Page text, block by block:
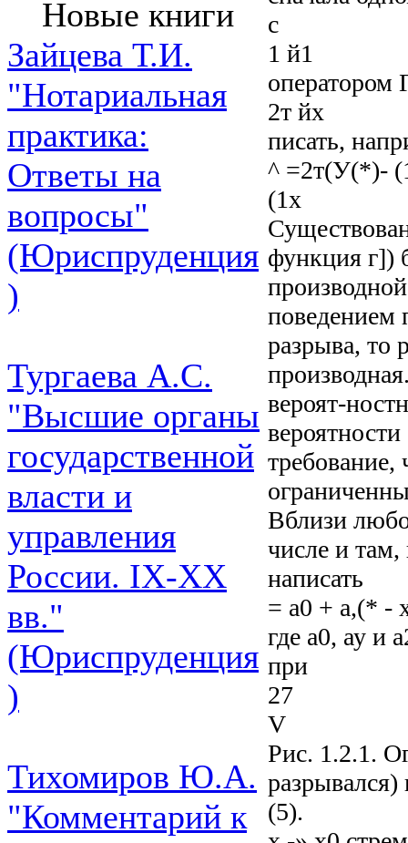
Новые книги
Зайцева Т.И.
"Нотариальная
практика:
Ответы на
вопросы"
(Юриспруденция
)
Тургаева А.С.
"Высшие органы
государственной
власти и
управления
России. IХ-ХХ
вв."
(Юриспруденция
)
Тихомиров Ю.А.
"Комментарий к
с
1 й1
оператором
2т йх
писать,
^ =2т(У(*)-
(1х
функция г])
поведением
разрыва, то
вероят-
Вблизи
числе и
написать
= а0 + а,(* -
где а0, ау и
при
27
V
Рис. 1.2.1.
разрывался)
(5).